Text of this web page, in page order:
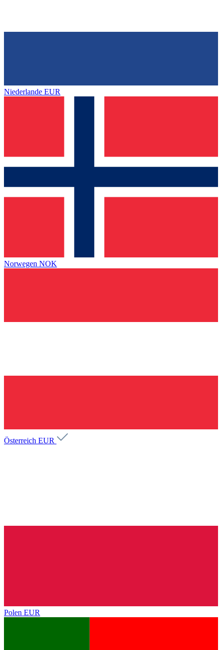
Niederlande EUR
Norwegen NOK
Österreich EUR
Polen EUR